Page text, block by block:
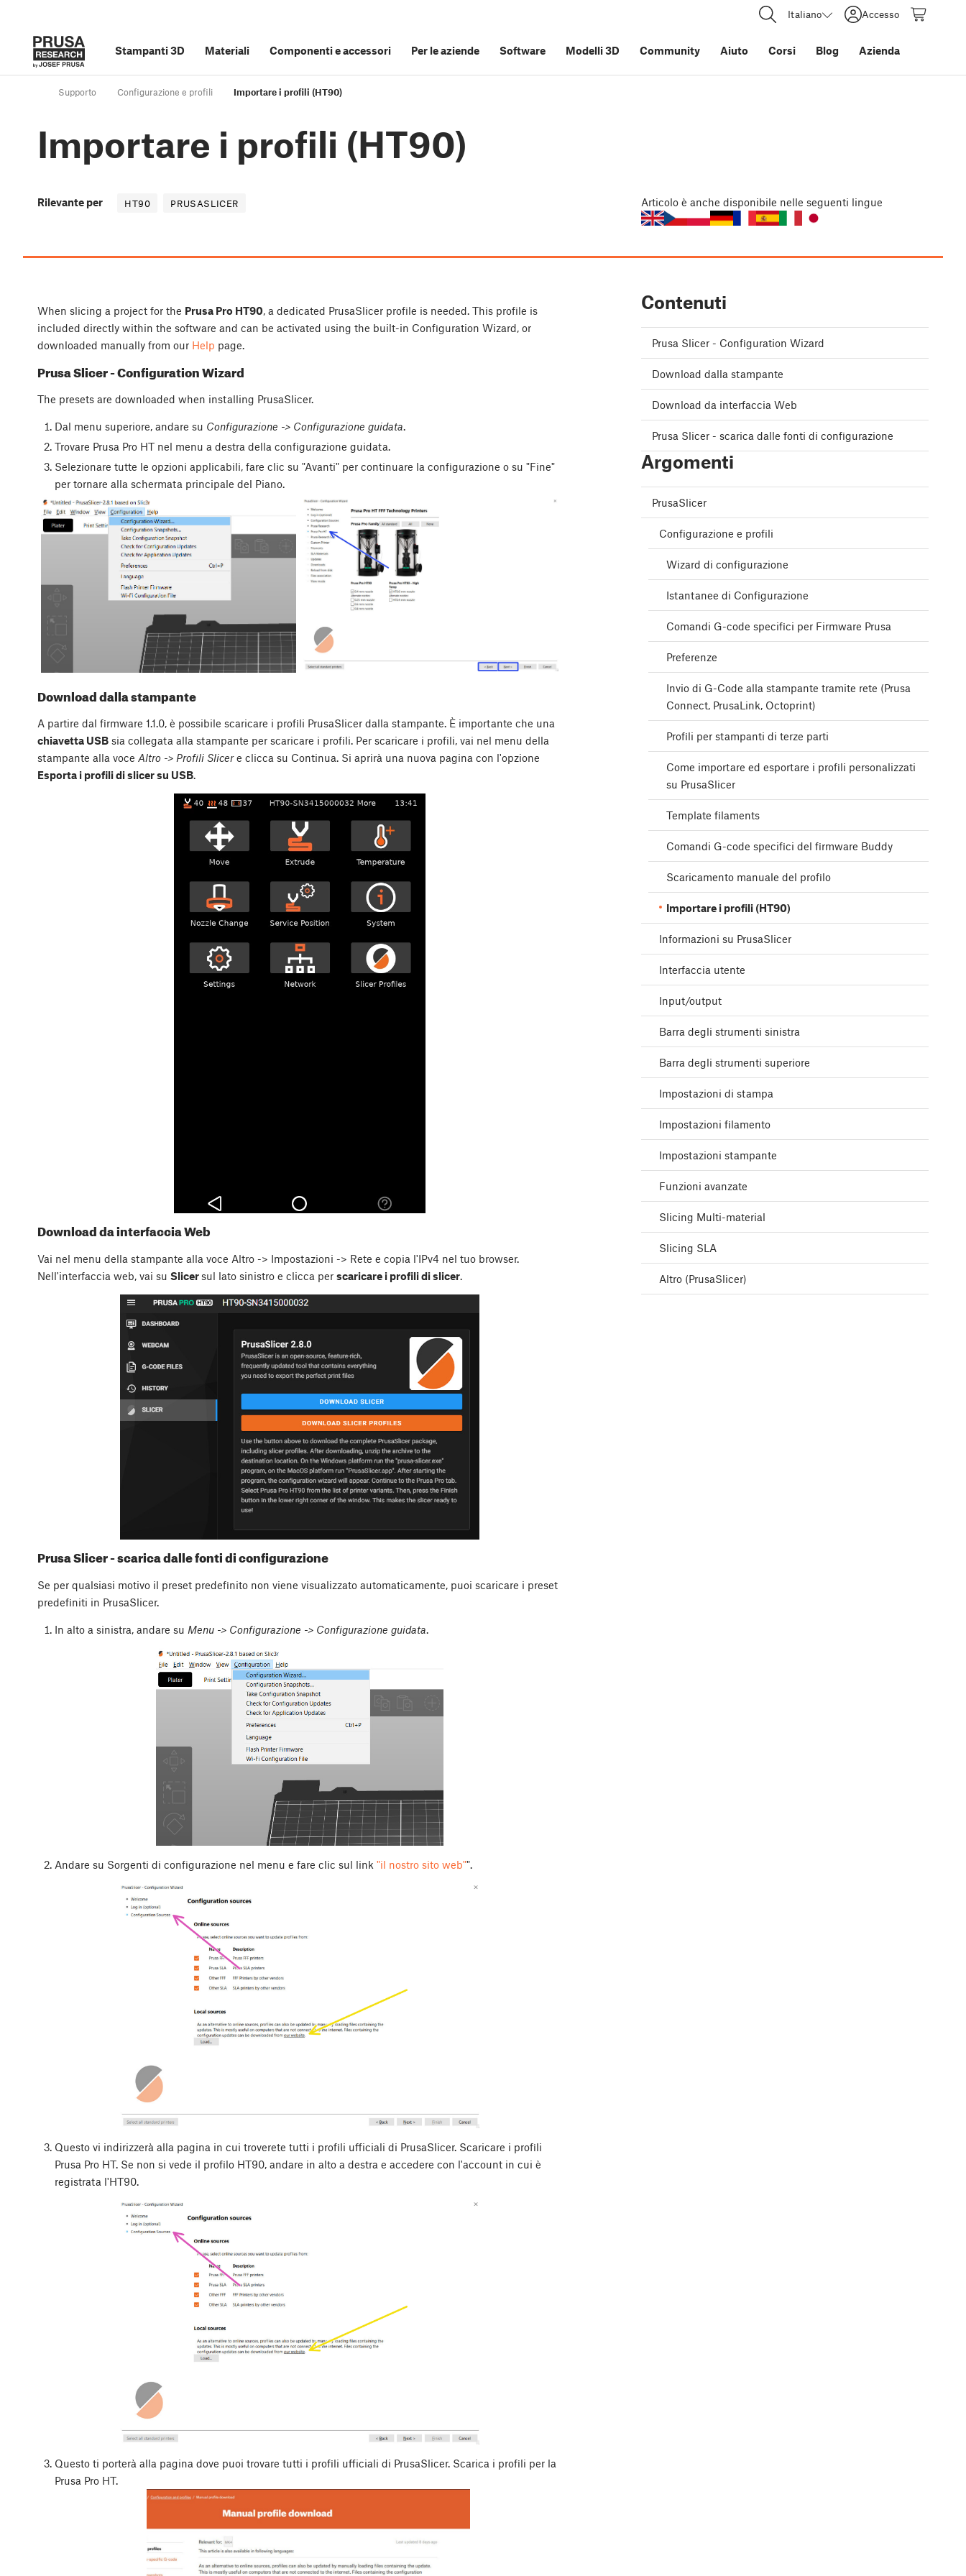
Italiano Accesso
Stampanti 3D Materiali Componenti e accessori Per le aziende Software Modelli 3D Community Aiuto Corsi Blog Azienda
Supporto Configurazione e profili Importare i profili (HT90)
Importare i profili (HT90)
Rilevante per HT90 PRUSASLICER Articolo è anche disponibile nelle seguenti lingue
When slicing a project for the Prusa Pro HT90, a dedicated PrusaSlicer profile is needed. This profile is
included directly within the software and can be activated using the built-in Configuration Wizard, or
downloaded manually from our Help page.
Prusa Slicer - Configuration Wizard
The presets are downloaded when installing PrusaSlicer.
Dal menu superiore, andare su Configurazione -> Configurazione guidata.
Trovare Prusa Pro HT nel menu a destra della configurazione guidata.
Selezionare tutte le opzioni applicabili, fare clic su "Avanti" per continuare la configurazione o su "Fine"
per tornare alla schermata principale del Piano.
Download dalla stampante
A partire dal firmware 1.1.0, è possibile scaricare i profili PrusaSlicer dalla stampante. È importante che una
chiavetta USB sia collegata alla stampante per scaricare i profili. Per scaricare i profili, vai nel menu della
stampante alla voce Altro -> Profili Slicere clicca su Continua. Si aprirà una nuova pagina con l'opzione
Esporta i profili di slicer su USB.
Download da interfaccia Web
Vai nel menu della stampante alla voce Altro -> Impostazioni -> Rete e copia l'IPv4 nel tuo browser.
Nell'interfaccia web, vai su Slicer sul lato sinistro e clicca per scaricare i profili di slicer
Prusa Slicer - scarica dalle fonti di configurazione
Se per qualsiasi motivo il preset predefinito non viene visualizzato automaticamente, puoi scaricare i preset
predefiniti in PrusaSlicer.
In alto a sinistra, andare su Menu -> Configurazione -> Configurazione guidata.
Andare su Sorgenti di configurazione nel menu e fare clic sul link "il nostro sito web"".
Questo vi indirizzerà alla pagina in cui troverete tutti i profili ufficiali di PrusaSlicer. Scaricare i profili
Prusa Pro HT. Se non si vede il profilo HT90, andare in alto a destra e accedere con l'account in cui è
registrata l'HT90.
Questo ti porterà alla pagina dove puoi trovare tutti i profili ufficiali di PrusaSlicer. Scarica i profili per la
Prusa Pro HT.
Contenuti
Prusa Slicer - Configuration Wizard
Download dalla stampante
Download da interfaccia Web
Prusa Slicer - scarica dalle fonti di configurazione
Argomenti
PrusaSlicer
Configurazione e profili
Wizard di configurazione
Istantanee di Configurazione
Comandi G-code specifici per Firmware Prusa
Preferenze
Invio di G-Code alla stampante tramite rete (Prusa
Connect, PrusaLink, Octoprint)
Profili per stampanti di terze parti
Come importare ed esportare i profili personalizzati
su PrusaSlicer
Template filaments
Comandi G-code specifici del firmware Buddy
Scaricamento manuale del profilo
Importare i profili (HT90)
Informazioni su PrusaSlicer
Interfaccia utente
Input/output
Barra degli strumenti sinistra
Barra degli strumenti superiore
Impostazioni di stampa
Impostazioni filamento
Impostazioni stampante
Funzioni avanzate
Slicing Multi-material
Slicing SLA
Altro (PrusaSlicer)